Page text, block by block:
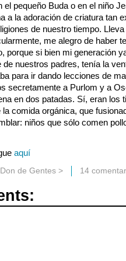
el pequeño Buda o en el niño
a la adoración de criatura tan
de nuestro tiempo.
me alegro de haber
porque si bien mi generación
de nuestros padres, tenía la
para ir dando lecciones de
secretamente a Purlom y a
en dos patadas. Sí, eran los
la comida orgánica, que
niños que sólo comen
aquí
Don de Gentes > 14